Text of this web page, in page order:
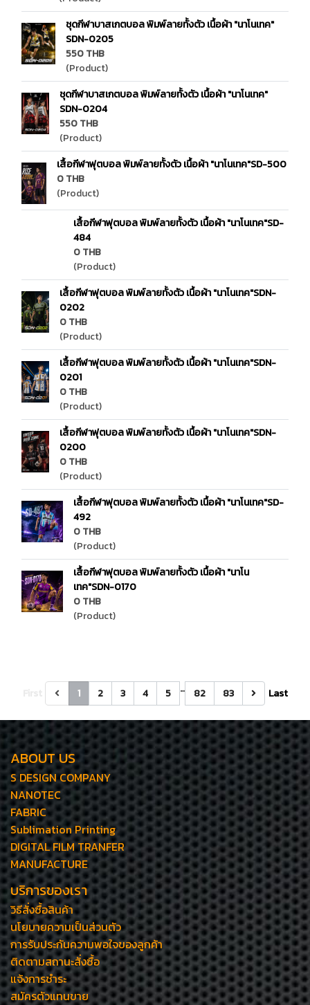
ชุดกีฬาบาสเกตบอล พิมพ์ลายทั้งตัว เนื้อผ้า "นาโนเทค"
SDN-0205
550 THB
(Product)
ชุดกีฬาบาสเกตบอล พิมพ์ลายทั้งตัว เนื้อผ้า "นาโนเทค"
SDN-0204
550 THB
(Product)
เสื้อกีฬาฟุตบอล พิมพ์ลายทั้งตัว เนื้อผ้า "นาโนเทค"SD-500
0 THB
(Product)
เสื้อกีฬาฟุตบอล พิมพ์ลายทั้งตัว เนื้อผ้า "นาโนเทค"SD-
484
0 THB
(Product)
เสื้อกีฬาฟุตบอล พิมพ์ลายทั้งตัว เนื้อผ้า "นาโนเทค"SDN-
0202
0 THB
(Product)
เสื้อกีฬาฟุตบอล พิมพ์ลายทั้งตัว เนื้อผ้า "นาโนเทค"SDN-
0201
0 THB
(Product)
เสื้อกีฬาฟุตบอล พิมพ์ลายทั้งตัว เนื้อผ้า "นาโนเทค"SDN-
0200
0 THB
(Product)
เสื้อกีฬาฟุตบอล พิมพ์ลายทั้งตัว เนื้อผ้า "นาโนเทค"SD-
492
0 THB
(Product)
เสื้อกีฬาฟุตบอล พิมพ์ลายทั้งตัว เนื้อผ้า "นาโน
เทค"SDN-0170
0 THB
(Product)
1 2 3 4 5 … 82 83 Last
ABOUT US
S DESIGN COMPANY
NANOTEC
FABRIC
Sublimation Printing
DIGITAL FILM TRANFER
MANUFACTURE
บริการของเรา
วิธีสั่งซื้อสินค้า
นโยบายความเป็นส่วนตัว
การรับประกันความพอใจของลูกค้า
ติดตามสถานะสั่งซื้อ
แจ้งการชำระ
สมัครตัวแทนขาย